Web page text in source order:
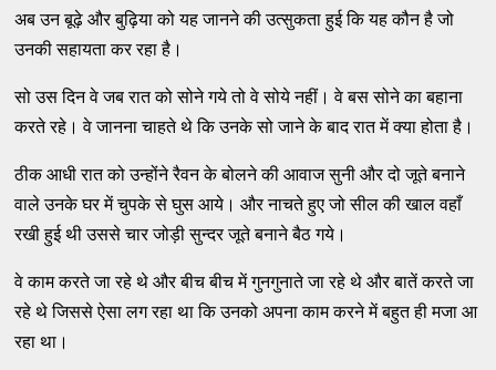
अब उन बूढ़े और बुढ़िया को यह जानने की उत्सुकता हुई कि यह कौन है जो
उनकी सहायता कर रहा है।
सो उस दिन वे जब रात को सोने गये तो वे सोये नहीं। वे बस सोने का बहाना
करते रहे। वे जानना चाहते थे कि उनके सो जाने के बाद रात में क्या होता है।
ठीक आधी रात को उन्होंने रैवन के बोलने की आवाज सुनी और दो जूते बनाने
वाले उनके घर में चुपके से घुस आये। और नाचते हुए जो सील की खाल वहाँ
रखी हुई थी उससे चार जोड़ी सुन्दर जूते बनाने बैठ गये।
वे काम करते जा रहे थे और बीच बीच में गुनगुनाते जा रहे थे और बातें करते जा
रहे थे जिससे ऐसा लग रहा था कि उनको अपना काम करने में बहुत ही मजा आ
रहा था।